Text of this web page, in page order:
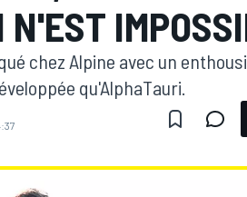
N'EST
chez Alpine avec un
qu'AlphaTauri.